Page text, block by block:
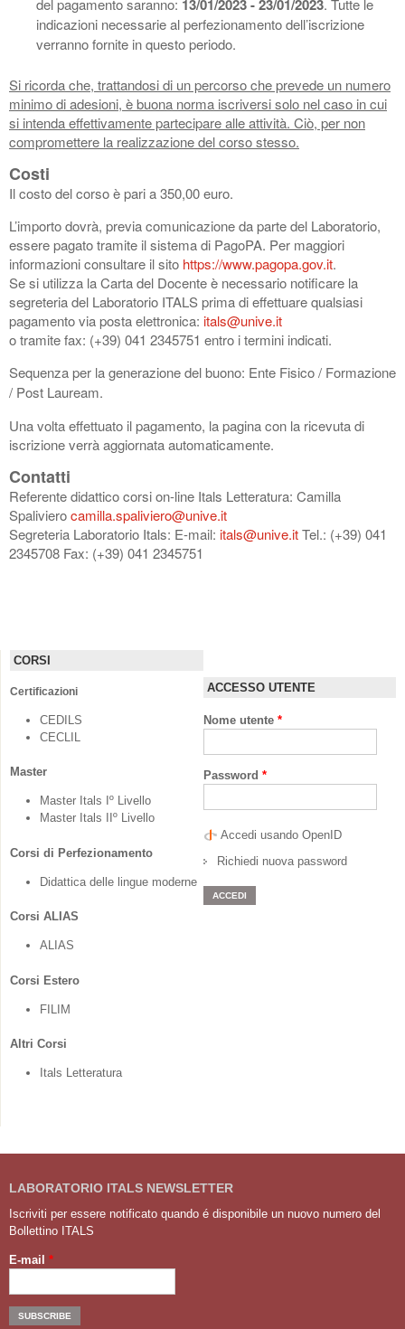
del pagamento saranno: 13/01/2023 - 23/01/2023. Tutte le
indicazioni necessarie al perfezionamento dell’iscrizione
verranno fornite in questo periodo.
Si ricorda che, trattandosi di un percorso che prevede un numero
minimo di adesioni, è buona norma iscriversi solo nel caso in cui
si intenda effettivamente partecipare alle attività. Ciò, per non
compromettere la realizzazione del corso stesso.
Costi
Il costo del corso è pari a 350,00 euro.
L’importo dovrà, previa comunicazione da parte del Laboratorio,
essere pagato tramite il sistema di PagoPA. Per maggiori
informazioni consultare il sito https://www.pagopa.gov.it.
Se si utilizza la Carta del Docente è necessario notificare la
segreteria del Laboratorio ITALS prima di effettuare qualsiasi
pagamento via posta elettronica: itals@unive.it
o tramite fax: (+39) 041 2345751 entro i termini indicati.
Sequenza per la generazione del buono: Ente Fisico / Formazione
/ Post Lauream.
Una volta effettuato il pagamento, la pagina con la ricevuta di
iscrizione verrà aggiornata automaticamente.
Contatti
Referente didattico corsi on-line Itals Letteratura: Camilla
Spalivierocamilla.spaliviero@unive.it
Segreteria Laboratorio Itals: E-mail: itals@unive.itTel.: (+39) 041
2345708 Fax: (+39) 041 2345751
CORSI
Certificazioni
CEDILS
CECLIL
Master
Master Itals Iº Livello
Master Itals IIº Livello
Corsi di Perfezionamento
Didattica delle lingue moderne
Corsi ALIAS
ALIAS
Corsi Estero
FILIM
Altri Corsi
Itals Letteratura
ACCESSO UTENTE
Nome utente *
Password *
Accedi usando OpenID
Richiedi nuova password
LABORATORIO ITALS NEWSLETTER
Iscriviti per essere notificato quando é disponibile un nuovo numero del
Bollettino ITALS
E-mail *